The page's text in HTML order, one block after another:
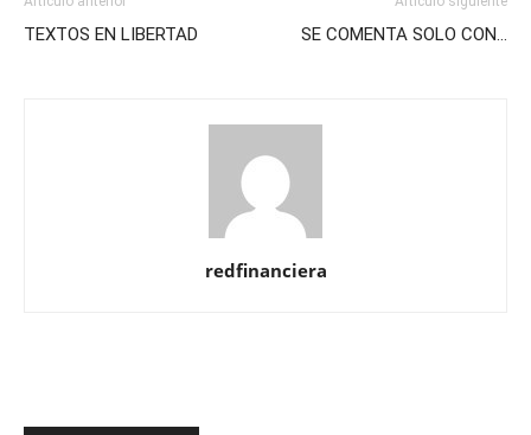
TEXTOS EN LIBERTAD SE COMENTA SOLO CON…
redfinanciera